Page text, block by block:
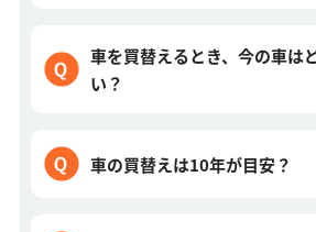
車を買替えるとき、今の車は
い？
車の買替えは10年が目安？